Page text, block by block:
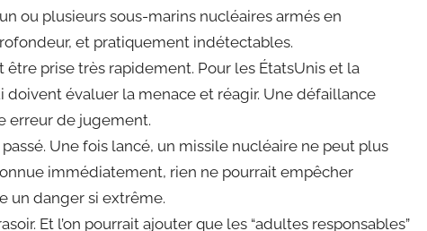
ou plusieurs sous-marins nucléaires armés en
et pratiquement indétectables.
prise très rapidement. Pour les ÉtatsUnis et la
doivent évaluer la menace et réagir. Une défaillance
erreur de jugement.
Une fois lancé, un missile nucléaire ne peut plus
immédiatement, rien ne pourrait empêcher
un danger si extrême.
Et l’on pourrait ajouter que les “adultes responsables”